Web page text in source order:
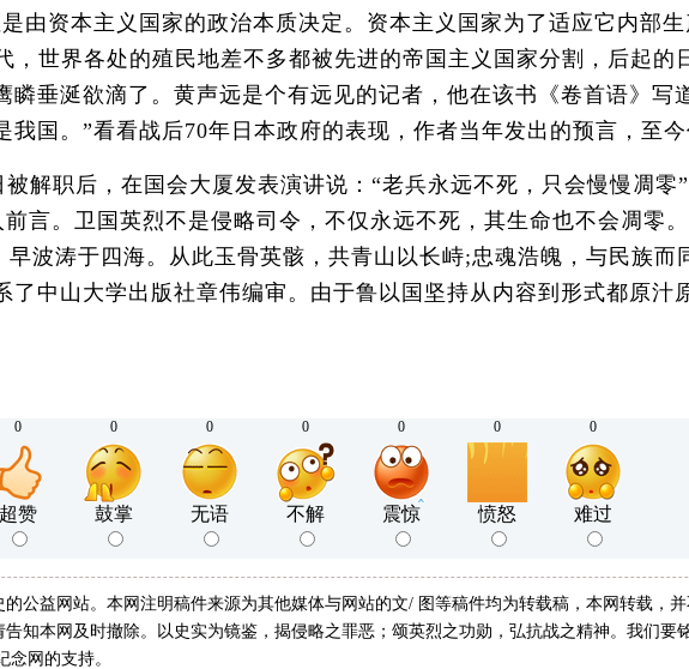
由资本主义国家的政治本质决定。资本主义国家为了适应它内部
世界各处的殖民地差不多都被先进的帝国主义国家分割，后起
垂涎欲滴了。黄声远是个有远见的记者，他在该书《卷首语》写
国。”看看战后70年日本政府的表现，作者当年发出的预言，至今
职后，在国会大厦发表演讲说：“老兵永远不死，只会慢慢凋零
言。卫国英烈不是侵略司令，不仅永远不死，其生命也不会凋零
波涛于四海。从此玉骨英骸，共青山以长峙;忠魂浩魄，与民族
中山大学出版社章伟编审。由于鲁以国坚持从内容到形式都原
0
超赞
0
鼓掌
0
无语
0
不解
0
震惊
0
愤怒
0
难过
公益网站。本网注明稿件来源为其他媒体与网站的文/ 图等稿件均为转载稿，本网转载，
知本网及时撤除。以史实为镜鉴，揭侵略之罪恶；颂英烈之功勋，弘抗战之精神。我们
网的支持。